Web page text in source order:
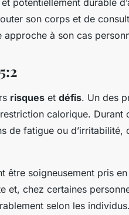
son corps et de
approche à son cas
risques et défis. Un des
calorique. Durant
de fatigue ou
être soigneusement pris
chez certaines
selon les